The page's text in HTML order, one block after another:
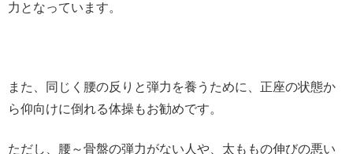
力となっています。
また、同じく腰の反りと弾力を養うために、正座の状態か
ら仰向けに倒れる体操もお勧めです。
ただし、腰～骨盤の弾力がない人や、太ももの伸びの悪い